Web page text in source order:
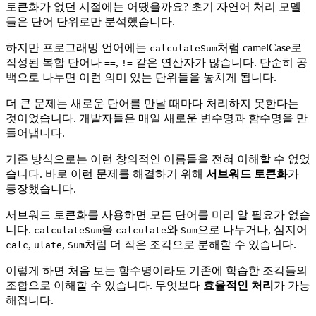
토큰화가 없던 시절에는 어땠을까요? 초기 자연어 처리 모델
들은 단어 단위로만 분석했습니다.
하지만 프로그래밍 언어에는 calculateSum처럼 camelCase로
작성된 복합 단어나 ==, != 같은 연산자가 많습니다. 단순히 공
백으로 나누면 이런 의미 있는 단위들을 놓치게 됩니다.
더 큰 문제는 새로운 단어를 만날 때마다 처리하지 못한다는
것이었습니다. 개발자들은 매일 새로운 변수명과 함수명을 만
들어냅니다.
기존 방식으로는 이런 창의적인 이름들을 전혀 이해할 수 없었
습니다. 바로 이런 문제를 해결하기 위해 서브워드 토큰화가
등장했습니다.
서브워드 토큰화를 사용하면 모든 단어를 미리 알 필요가 없습
니다. calculateSum을 calculate와 Sum으로 나누거나, 심지어
calc, ulate, Sum처럼 더 작은 조각으로 분해할 수 있습니다.
이렇게 하면 처음 보는 함수명이라도 기존에 학습한 조각들의
조합으로 이해할 수 있습니다. 무엇보다 효율적인 처리 가 가능
해집니다.